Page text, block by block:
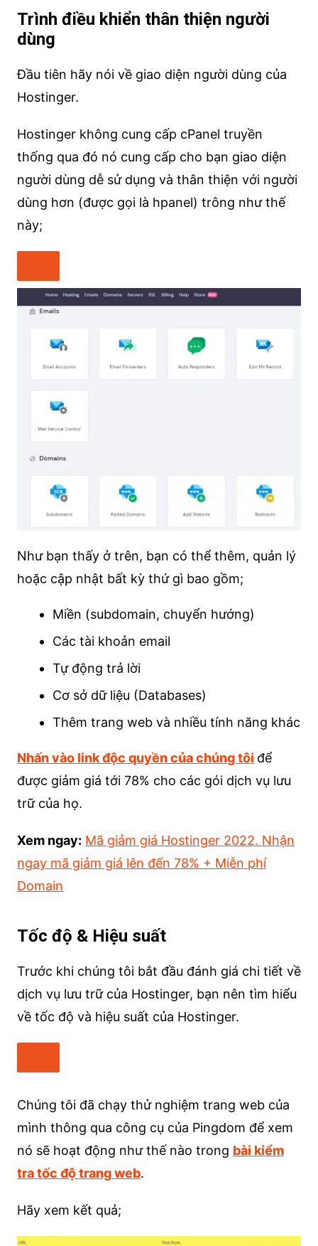
Trình điều khiển thân thiện người
dùng
Đầu tiên hãy nói về giao diện người dùng của
Hostinger.
Hostinger không cung cấp cPanel truyền
thống qua đó nó cung cấp cho bạn giao diện
người dùng dễ sử dụng và thân thiện với người
dùng hơn (được gọi là hpanel) trông như thế
này;
Như bạn thấy ở trên, bạn có thể thêm, quản lý
hoặc cập nhật bất kỳ thứ gì bao gồm;
Miền (subdomain, chuyển hướng)
Các tài khoản email
Tự động trả lời
Cơ sở dữ liệu (Databases)
Thêm trang web và nhiều tính năng khác
Nhấn vào link độc quyền của chúng tôi để
được giảm giá tới 78% cho các gói dịch vụ lưu
trữ của họ.
Xem ngay: Mã giảm giá Hostinger 2022. Nhận
ngay mã giảm giá lên đến 78% + Miễn phí
Domain
Tốc độ & Hiệu suất
Trước khi chúng tôi bắt đầu đánh giá chi tiết về
dịch vụ lưu trữ của Hostinger, bạn nên tìm hiểu
về tốc độ và hiệu suất của Hostinger.
Chúng tôi đã chạy thử nghiệm trang web của
mình thông qua công cụ của Pingdom để xem
nó sẽ hoạt động như thế nào trong bài kiểm
tra tốc độ trang web.
Hãy xem kết quả;